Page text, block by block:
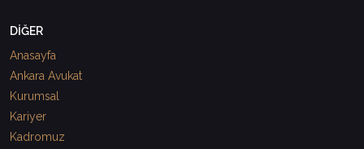
DİĞER
Anasayfa
Ankara Avukat
Kurumsal
Kariyer
Kadromuz